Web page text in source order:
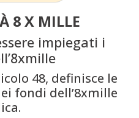
8 X MILLE
impiegati i
48, definisce le
fondi dell’8xmille